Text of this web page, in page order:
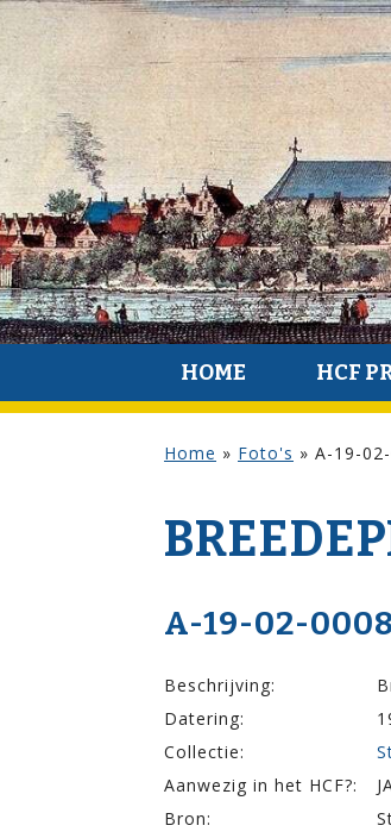
HOME HCF
Home » Foto's » A-19-
A-19-02-
Beschrijving:
Datering:
Collectie:
Aanwezig in het HCF?:
Bron: